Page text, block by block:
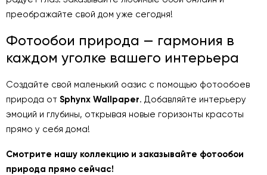
преображайте свой дом уже сегодня!
Фотообои природа — гармония в
каждом уголке вашего интерьера
Создайте свой маленький оазис с помощью фотообоев
природа от Sphynx Wallpaper. Добавляйте интерьеру
эмоций и глубины, открывая новые горизонты красоты
прямо у себя дома!
Смотрите нашу коллекцию и заказывайте фотообои
природа прямо сейчас!